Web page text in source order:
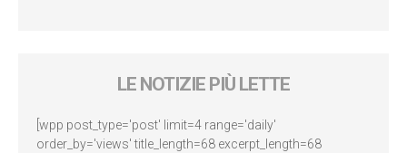
LE NOTIZIE PIÙ LETTE
[wpp post_type='post' limit=4 range='daily'
order_by='views' title_length=68 excerpt_length=68